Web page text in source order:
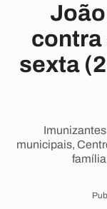
contra
sexta
municipais,